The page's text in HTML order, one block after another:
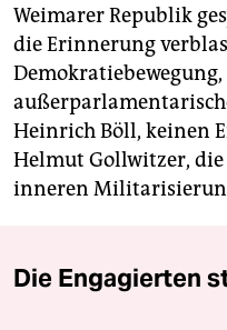
Weimarer Republik
die Erinnerung
Heinrich Böll, keinen
Helmut Gollwitzer,
inneren
Die Engagierten